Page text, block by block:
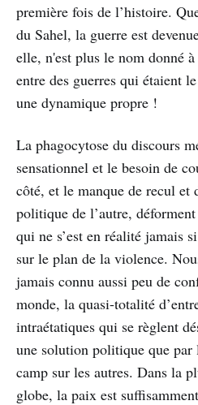
première fois de l’histoire.
du Sahel, la guerre est
elle, n'est plus le nom donné à
entre des guerres qui étaient
une dynamique propre !
La phagocytose du discours
sensationnel et le besoin de
côté, et le manque de recul et
politique de l’autre,
qui ne s’est en réalité jamais
sur le plan de la violence.
jamais connu aussi peu de
monde, la quasi-totalité
intraétatiques qui se règlent
une solution politique que
camp sur les autres. Dans la
globe, la paix est